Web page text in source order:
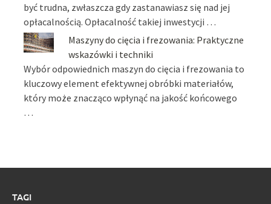
być trudna, zwłaszcza gdy zastanawiasz się nad jej
opłacalnością. Opłacalność takiej inwestycji …
Maszyny do cięcia i frezowania: Praktyczne
wskazówki i techniki
Wybór odpowiednich maszyn do cięcia i frezowania to
kluczowy element efektywnej obróbki materiałów,
który może znacząco wpłynąć na jakość końcowego
…
TAGI